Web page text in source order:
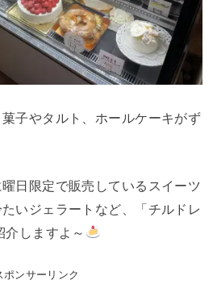
子やタルト、ホールケーキがず
日限定で販売しているスイーツ
いジェラートなど、「チルドレ
介しますよ～
ポンサーリンク